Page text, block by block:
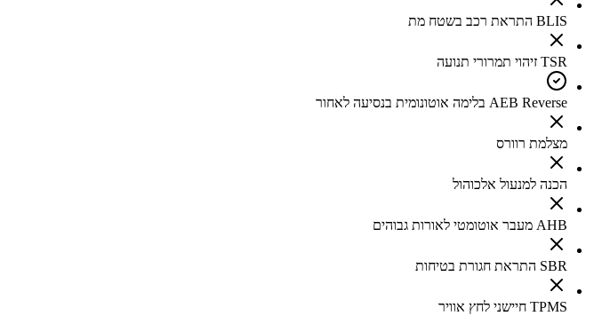
BLIS התראת רכב בשטח מת
TSR זיהוי תמרורי תנועה
AEB Reverse בלימה אוטונומית בנסיעה לאחור
מצלמת רוורס
הכנה למנעול אלכוהול
AHB מעבר אוטומטי לאורות גבוהים
SBR התראת חגורת בטיחות
TPMS חיישני לחץ אוויר